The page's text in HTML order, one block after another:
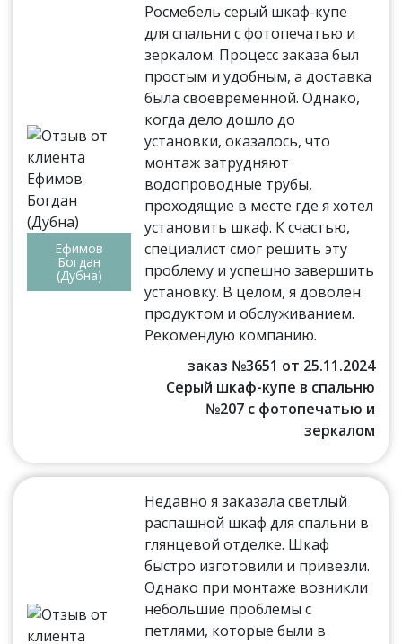
Ефимов
Богдан
(Дубна)
Росмебель серый шкаф-купе
для спальни с фотопечатью и
зеркалом. Процесс заказа был
простым и удобным, а доставка
была своевременной. Однако,
когда дело дошло до
установки, оказалось, что
монтаж затрудняют
водопроводные трубы,
проходящие в месте где я хотел
установить шкаф. К счастью,
специалист смог решить эту
проблему и успешно завершить
установку. В целом, я доволен
продуктом и обслуживанием.
Рекомендую компанию.
заказ №3651 от 25.11.2024
Серый шкаф-купе в спальню
№207 с фотопечатью и
зеркалом
Недавно я заказала светлый
распашной шкаф для спальни в
глянцевой отделке. Шкаф
быстро изготовили и привезли.
Однако при монтаже возникли
небольшие проблемы с
петлями, которые были в